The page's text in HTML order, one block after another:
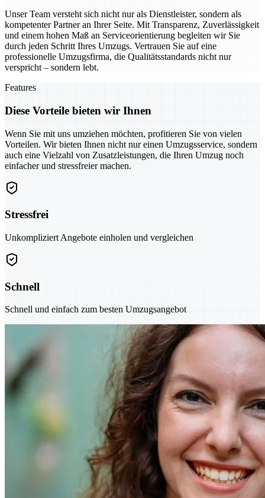
Unser Team versteht sich nicht nur als Dienstleister, sondern als
kompetenter Partner an Ihrer Seite. Mit Transparenz, Zuverlässigkeit
und einem hohen Maß an Serviceorientierung begleiten wir Sie
durch jeden Schritt Ihres Umzugs. Vertrauen Sie auf eine
professionelle Umzugsfirma, die Qualitätsstandards nicht nur
verspricht – sondern lebt.
Features
Diese Vorteile bieten wir Ihnen
Wenn Sie mit uns umziehen möchten, profitieren Sie von vielen
Vorteilen. Wir bieten Ihnen nicht nur einen Umzugsservice, sondern
auch eine Vielzahl von Zusatzleistungen, die Ihren Umzug noch
einfacher und stressfreier machen.
Stressfrei
Unkompliziert Angebote einholen und vergleichen
Schnell
Schnell und einfach zum besten Umzugsangebot